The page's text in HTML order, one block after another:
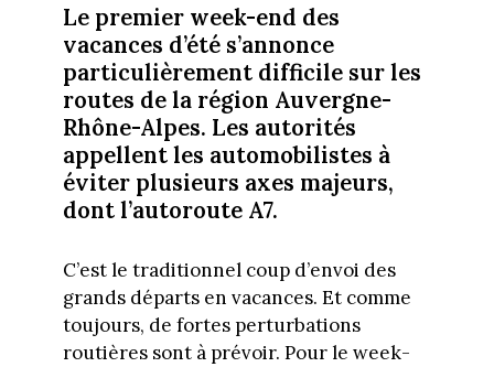
Le premier week-end des
vacances d’été s’annonce
particulièrement difficile sur les
routes de la région Auvergne-
Rhône-Alpes. Les autorités
appellent les automobilistes à
éviter plusieurs axes majeurs,
dont l’autoroute A7.
C’est le traditionnel coup d’envoi des
grands départs en vacances. Et comme
toujours, de fortes perturbations
routières sont à prévoir. Pour le week-